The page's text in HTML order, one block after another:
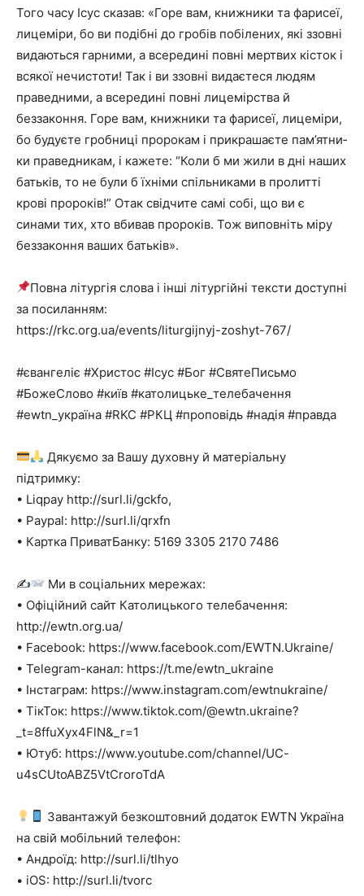
Того часу Ісус сказав: «Горе вам, книжники та фарисеї,
лицеміри, бо ви подібні до гро­бів побілених, які ззовні
вида­ють­ся гарними, а всередині повні мертвих кісток і
всякої нечистоти! Так і ви ззовні видаєтеся людям
праведними, а всередині повні ли­цемірства й
беззаконня. Горе вам, книжники та фа­ри­сеї, лицеміри,
бо будуєте гроб­ни­ці пророкам і прикрашаєте па­м’ят­ни­
ки праведникам, і кажете: “Коли б ми жили в дні на­ших
батьків, то не були б їхніми спіль­никами в пролитті
крові про­років!” Отак свідчите самі собі, що ви є
синами тих, хто вбивав пророків. Тож виповніть міру
беззакон­ня ваших батьків».
Повна літургія слова і інші літургійні тексти доступні
за посиланням:
https://rkc.org.ua/events/liturgijnyj-zoshyt-767/
#євангеліє #Христос #Ісус #Бог #СвятеПисьмо
#БожеСлово #київ #католицьке_телебачення
#ewtn_україна #RKC #РКЦ #проповідь #надія #правда
Дякуємо за Вашу духовну й матеріальну
підтримку:
• Liqpay http://surl.li/gckfo,
• Paypal: http://surl.li/qrxfn
• Картка ПриватБанку: 5169 3305 2170 7486
✍
Ми в соціальних мережах:
• Офіційний сайт Католицького телебачення:
http://ewtn.org.ua/
• Facebook: https://www.facebook.com/EWTN.Ukraine/
• Telegram-канал: https://t.me/ewtn_ukraine
• Інстаграм: https://www.instagram.com/ewtnukraine/
• ТікТок: https://www.tiktok.com/@ewtn.ukraine?
_t=8ffuXyx4FlN&_r=1
• Ютуб: https://www.youtube.com/channel/UC-
u4sCUtoABZ5VtCroroTdA
Завантажуй безкоштовний додаток EWTN Україна
на свій мобільний телефон:
• Андроїд: http://surl.li/tlhyo
• iOS: http://surl.li/tvorc